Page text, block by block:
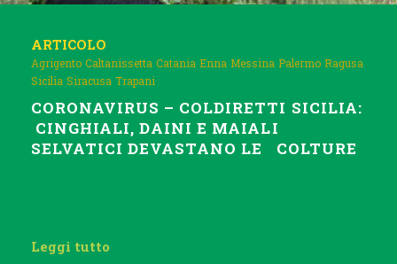
ARTICOLO
Agrigento Caltanissetta Catania Enna Messina Palermo Ragusa
Sicilia Siracusa Trapani
CORONAVIRUS – COLDIRETTI SICILIA:
CINGHIALI, DAINI E MAIALI
SELVATICI DEVASTANO LE COLTURE
Leggi tutto